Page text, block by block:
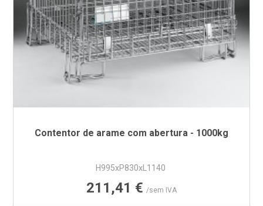
Contentor de arame com abertura - 1000kg
H995xP830xL1140
Preço
211,41 € /sem IVA